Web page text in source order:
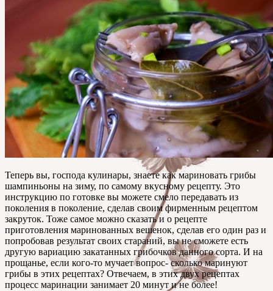
Теперь вы, господа кулинары, знаете как мариновать грибы
шампиньоны на зиму, по самому вкусному рецепту. Это
инструкцию по готовке вы можете смело передавать из
поколения в поколение, сделав своим фирменным рецептом
закруток. Тоже самое можно сказать и о рецепте
приготовления маринованных вешенок, сделав его один раз и
попробовав результат своих стараний, вы не сможете есть
другую вариацию закатанных грибочков данного сорта. И на
прощанье, если кого-то мучает вопрос- сколько маринуют
грибы в этих рецептах? Отвечаем, в этих двух рецептах
процесс маринации занимает 20 минут и не более!